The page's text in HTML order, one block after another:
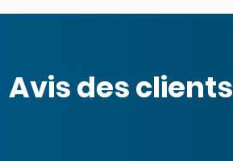
Avis des clients